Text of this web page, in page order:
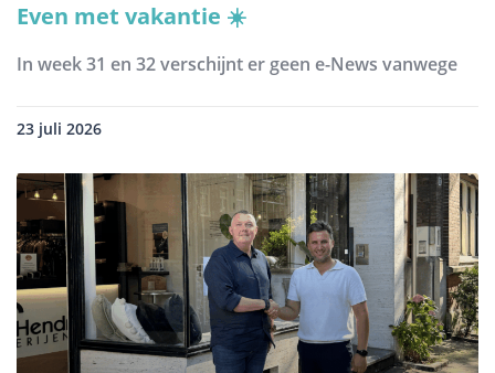
Even met vakantie ☀️
In week 31 en 32 verschijnt er geen e-News vanwege
23 juli 2026